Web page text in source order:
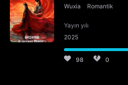
Wuxia Romantik
Yayın yılı
2025
98 0